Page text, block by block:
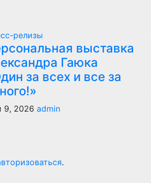
релизы
выставка
Гаюка
за всех и все за
9, 2026admin
.